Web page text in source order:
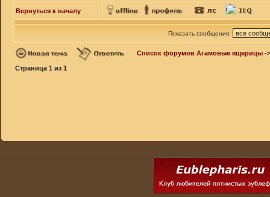
Вернуться к началу
Показать сообщения:
Список форумов Агамовые ящерицы -
Страница 1 из 1